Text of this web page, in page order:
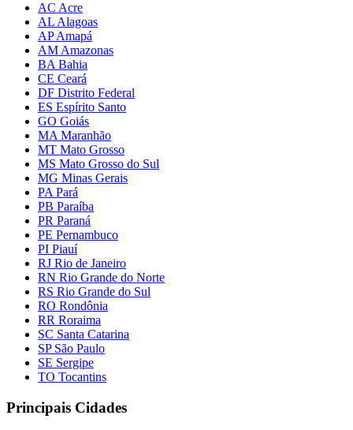
AC Acre
AL Alagoas
AP Amapá
AM Amazonas
BA Bahia
CE Ceará
DF Distrito Federal
ES Espírito Santo
GO Goiás
MA Maranhão
MT Mato Grosso
MS Mato Grosso do Sul
MG Minas Gerais
PA Pará
PB Paraíba
PR Paraná
PE Pernambuco
PI Piauí
RJ Rio de Janeiro
RN Rio Grande do Norte
RS Rio Grande do Sul
RO Rondônia
RR Roraima
SC Santa Catarina
SP São Paulo
SE Sergipe
TO Tocantins
Principais Cidades